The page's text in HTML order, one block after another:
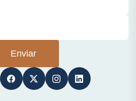
Enviar